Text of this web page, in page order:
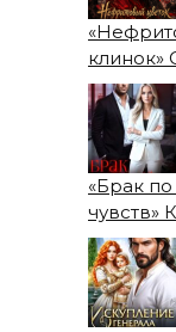
клинок»
«Брак
чувств»